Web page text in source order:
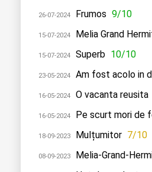
26-07-2024 Frumos 9/10
15-07-2024 Melia Grand
15-07-2024 Superb 10/10
23-05-2024 Am fost acolo in
16-05-2024 O vacanta reusita
16-05-2024 Pe scurt mori de
18-09-2023 Mulțumitor 7/10
08-09-2023 Melia-Grand-